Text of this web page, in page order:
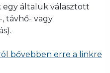
általuk választott
távhő- vagy
bővebben erre a linkre